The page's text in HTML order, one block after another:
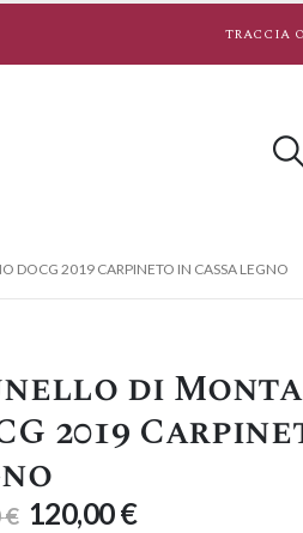
TRACCIA
DOCG 2019 CARPINETO IN CASSA LEGNO
di
2019
€ 120,00€